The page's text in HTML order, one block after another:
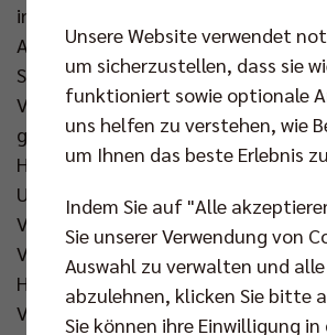
in einem kaum 6.000 Seelen
Aber wieso wurden die Brüder dann
Skilangläufern, sondern zu zwei der
Volleyballspieler Deutschlands ihrer
gab es bei uns nicht so viel“,
Hausach hatte einen Verein, der in
Unser Vater war einige Jahre
Volleyball. Dazu bot ein Lehrer eine
Volleyball an. Ab der Grundschule.“
Hausach war also populär. Unter
Voraussetzungen starteten beide
Unsere Website verwendet
um sicherzustellen, dass sie
funktioniert sowie optionale
uns helfen zu verstehen, wie
um Ihnen das beste Erlebnis
Indem Sie auf "Alle
Sie unserer Verwendung von
Auswahl zu verwalten und
abzulehnen, klicken Sie bitte
Sie können ihre Einwilligung